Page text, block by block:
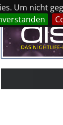
Um nicht